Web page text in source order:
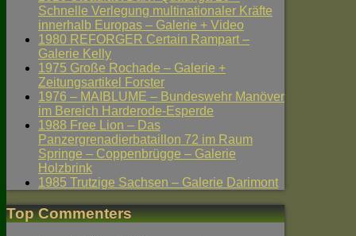
Schnelle Verlegung multinationaler Kräfte
innerhalb Europas – Galerie + Video
1980 REFORGER Certain Rampart –
Galerie Kelly
1975 Große Rochade – Galerie +
Zeitungsartikel Forster
1976 – MAIBLUME – Bundeswehr Manöver
im Bereich Harderode-Esperde
1988 Free Lion – Das
Panzergrenadierbataillon 72 im Raum
Springe – Coppenbrügge – Galerie
Holzbrink
1985 Trutzige Sachsen – Galerie Darimont
Top Commenters